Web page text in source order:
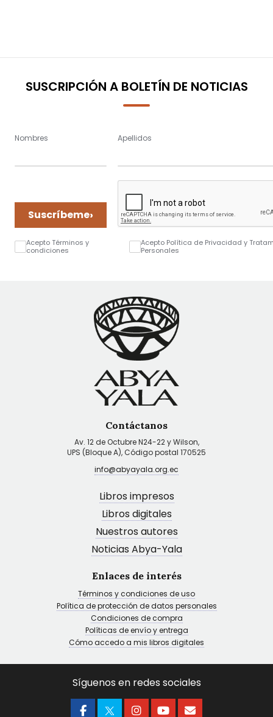
SUSCRIPCIÓN A BOLETÍN DE NOTICIAS
Nombres Apellidos
Suscríbeme›
Acepto Términos y
condiciones
Acepto Política de Privacidad y
Personales
Contáctanos
Av. 12 de Octubre N24-22 y Wilson,
UPS (Bloque A), Código postal 170525
info@abyayala.org.ec
Libros impresos
Libros digitales
Nuestros autores
Noticias Abya-Yala
Enlaces de interés
Términos y condiciones de uso
Política de protección de datos personales
Condiciones de compra
Políticas de envío y entrega
Cómo accedo a mis libros digitales
Síguenos en redes sociales